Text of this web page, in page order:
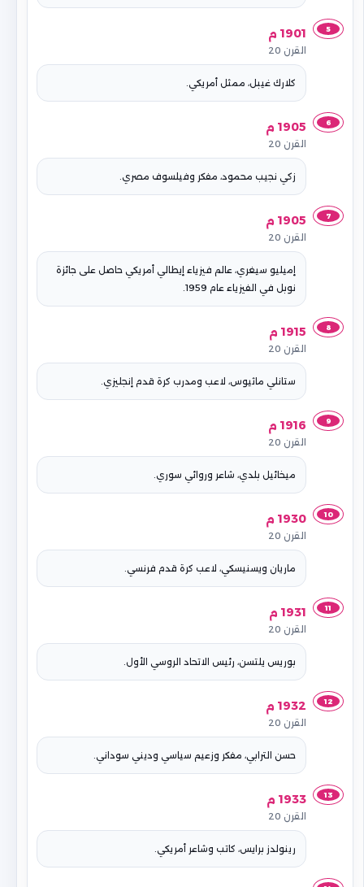
5 1901 م
القرن 20
كلارك غيبل، ممثل أمريكي.
6 1905 م
القرن 20
زكي نجيب محمود، مفكر وفيلسوف مصري.
7 1905 م
القرن 20
إميليو سيغري، عالم فيزياء إيطالي أمريكي حاصل على جائزة
نوبل في الفيزياء عام 1959.
8 1915 م
القرن 20
ستانلي ماثيوس، لاعب ومدرب كرة قدم إنجليزي.
9 1916 م
القرن 20
ميخائيل بلدي، شاعر وروائي سوري.
10 1930 م
القرن 20
ماريان ويسنيسكي، لاعب كرة قدم فرنسي.
11 1931 م
القرن 20
بوريس يلتسن، رئيس الاتحاد الروسي الأول.
12 1932 م
القرن 20
حسن الترابي، مفكر وزعيم سياسي وديني سوداني.
13 1933 م
القرن 20
رينولدز برايس، كاتب وشاعر أمريكي.